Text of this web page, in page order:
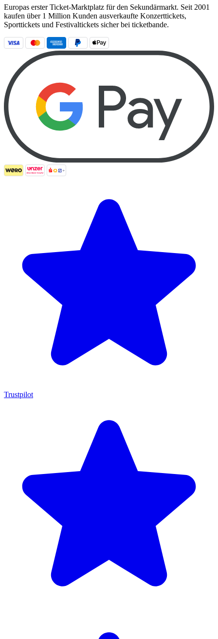
Europas erster Ticket-Marktplatz für den Sekundärmarkt. Seit 2001
kaufen über 1 Million Kunden ausverkaufte Konzerttickets,
Sporttickets und Festivaltickets sicher bei ticketbande.
Trustpilot